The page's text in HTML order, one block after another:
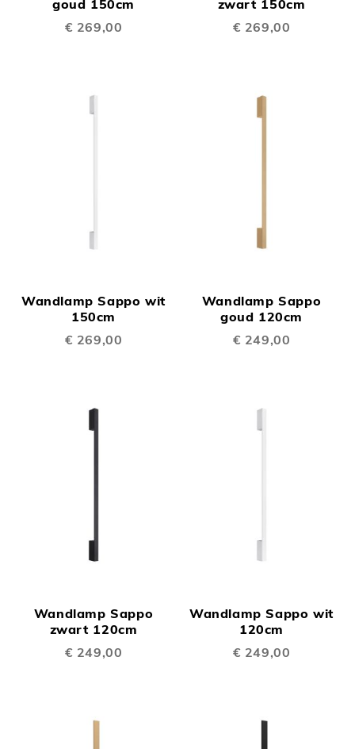
goud 150cm
€ 269,00
zwart 150cm
€ 269,00
Wandlamp Sappo wit
150cm
€ 269,00
Wandlamp Sappo
goud 120cm
€ 249,00
Wandlamp Sappo
zwart 120cm
€ 249,00
Wandlamp Sappo wit
120cm
€ 249,00